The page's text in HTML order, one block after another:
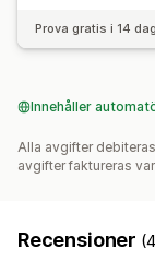
Prova gratis i 14
Innehåller
Alla avgifter
avgifter faktureras
Recensioner